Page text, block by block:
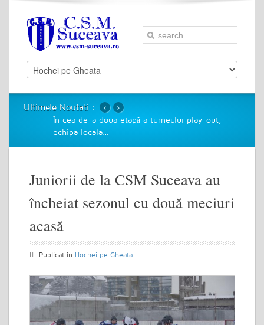
Ultimele Noutati :
În cea de-a doua etapă a turneului play-out,
echipa locala
›
‹
Juniorii de la CSM Suceava au
încheiat sezonul cu două meciuri
acasă
Publicat în Hochei pe Gheata